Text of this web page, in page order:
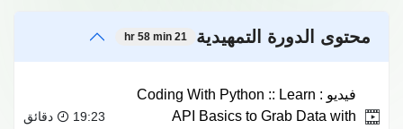
محتوى الدورة التمهيدية 21 hr 58 min
فيديو : Coding With Python :: Learn
API Basics to Grab Data with
19:23 دقائق